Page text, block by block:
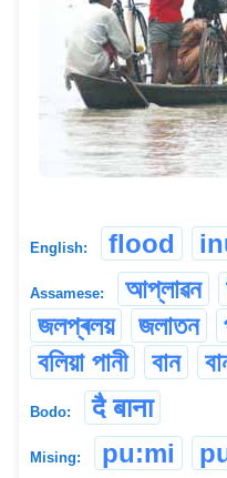
English: flood
Assamese: আপ্লাৱন
জলপ্ৰলয়
জলাতন
বলিয়া পানী
বান
Bodo: दै बाना
Mising: pu:mi